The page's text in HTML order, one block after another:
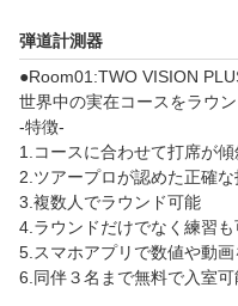
弾道計測器
●Room01:TWO VISION
世界中の実在コースをラウ
-特徴-
1.コースに合わせて打席が傾
2.ツアープロが認めた正確
3.複数人でラウンド可能
4.ラウンドだけでなく練習も
5.スマホアプリで数値や動
6.同伴３名まで無料で入室